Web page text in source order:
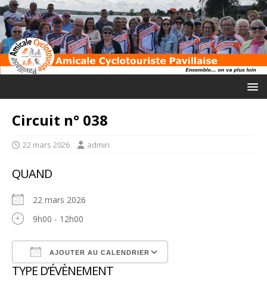
Circuit n° 038
22 mars 2026 admin
QUAND
22 mars 2026
9h00 - 12h00
AJOUTER AU CALENDRIER
Télécharger ICS
TYPE D’ÉVÈNEMENT